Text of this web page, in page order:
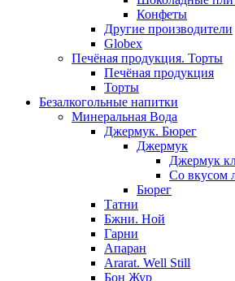
Конфеты
Другие производители
Globex
Печёная продукция. Торты
Печёная продукция
Торты
Безалкогольные напитки
Минеральная Вода
Джермук. Бюрег
Джермук
Джермук
Со вкусом
Бюрег
Татни
Бжни. Ной
Гарни
Апаран
Ararat. Well Still
Бон Жур